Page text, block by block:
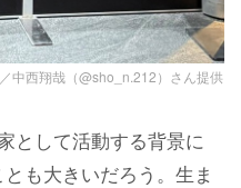
中西翔哉（@sho_n.212）さん提供
として活動する背景に
も大きいだろう。生ま